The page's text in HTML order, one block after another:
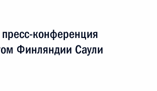
конференция
Финляндии Саули